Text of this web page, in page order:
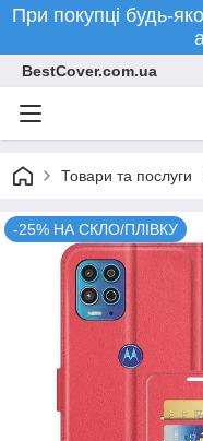
При покупці будь-
BestCover.com.ua
Товари та послуги
-25% НА СКЛО/ПЛІВКУ